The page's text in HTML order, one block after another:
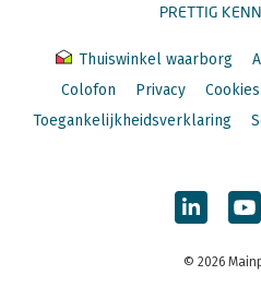
PRETTIG
Thuiswinkel waarborg
Colofon
Privacy Cookies
Toegankelijkheidsverklaring
© 2026